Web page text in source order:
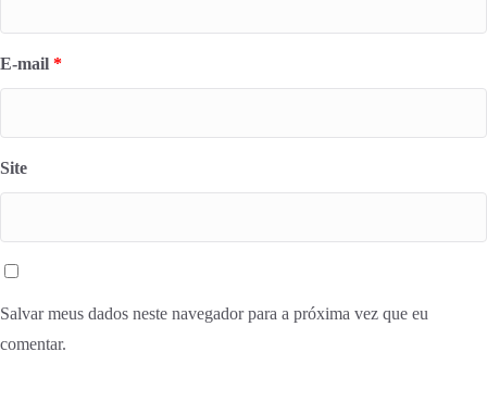
E-mail *
Site
Salvar meus dados neste navegador para a próxima vez que eu
comentar.